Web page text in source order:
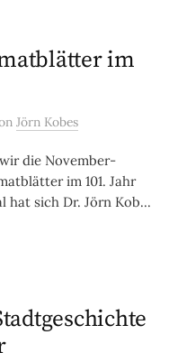
im
Jörn Kobes
die November-
im 101. Jahr
hat sich Dr. Jörn Kob...